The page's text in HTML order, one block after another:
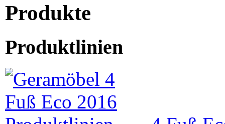
Produkte
Produktlinien